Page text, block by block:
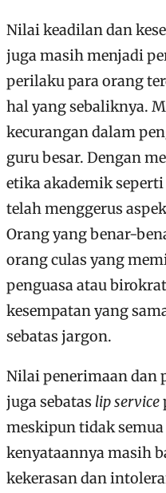
Nilai keadilan dan
juga masih menjadi
perilaku para orang
hal yang sebaliknya.
kecurangan dalam
guru besar. Dengan
etika akademik
telah menggerus
Orang yang benar-
orang culas yang
penguasa atau
kesempatan yang
sebatas jargon.
Nilai penerimaan dan
juga sebatas lip service
meskipun tidak
kenyataannya masih
kekerasan dan